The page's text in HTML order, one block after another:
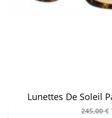
Lunettes De Soleil
245,00 €